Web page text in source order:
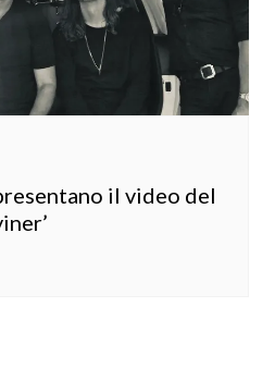
il video del